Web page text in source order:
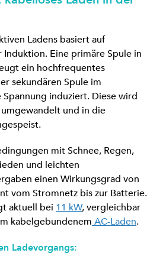
Ladens basiert auf
Eine primäre Spule in
ein hochfrequentes
sekundären Spule im
induziert. Diese wird
und in die
mit Schnee, Regen,
und leichten
einen Wirkungsgrad von
vom Stromnetz bis zur Batterie.
aktuell bei 11 kW, vergleichbar
kabelgebundenem AC-Laden.
Ladevorgangs: